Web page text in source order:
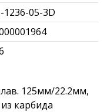
1236-05-3D
125мм/22.2мм,
карбида